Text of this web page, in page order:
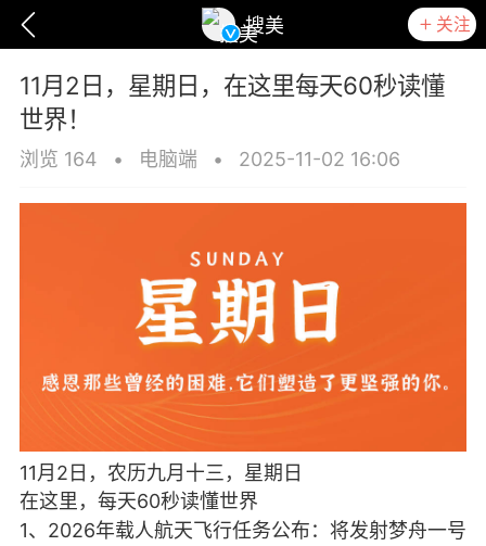
搜美 关注
卡卡动能素 无创溶斑术
美业357 芯诗妍
11月2日，星期日，在这里每天60秒读懂
世界！
浏览 164 • 电脑端 • 2025-11-02 16:06
11月2日，农历九月十三，星期日
在这里，每天60秒读懂世界
1、2026年载人航天飞行任务公布：将发射梦舟一号